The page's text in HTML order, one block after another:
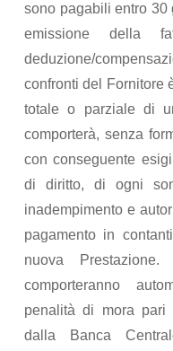
sono pagabili entro
emissione della
deduzione/
confronti del Fornitore
totale o parziale di
comporterà, senza
con conseguente
di diritto, di ogni
inadempimento e
pagamento in
nuova
comporteranno
penalità di mora pari
dalla Banca